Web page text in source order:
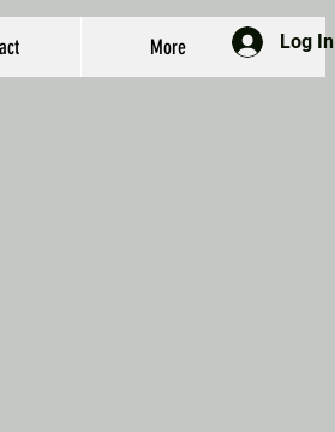
Log In
More